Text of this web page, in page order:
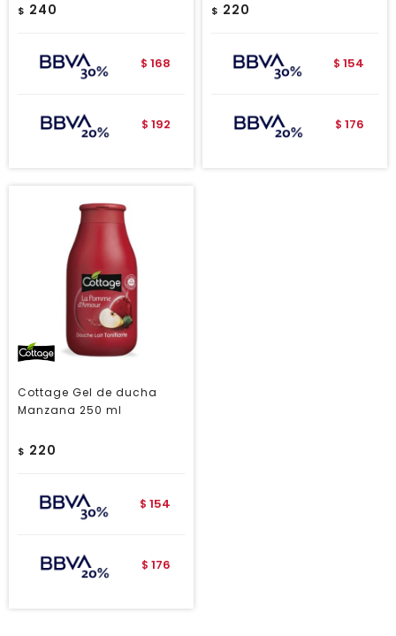
$ 240
$ 168
$ 192
$ 220
$ 154
$ 176
Cottage Gel de ducha
Manzana 250 ml
$ 220
$ 154
$ 176